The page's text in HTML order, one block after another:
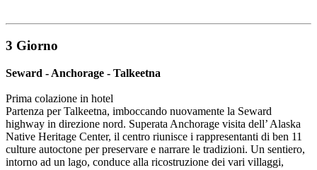
3 Giorno
Seward - Anchorage - Talkeetna
Prima colazione in hotel
Partenza per Talkeetna, imboccando nuovamente la Seward
highway in direzione nord. Superata Anchorage visita dell’ Alaska
Native Heritage Center, il centro riunisce i rappresentanti di ben 11
culture autoctone per preservare e narrare le tradizioni. Un sentiero,
intorno ad un lago, conduce alla ricostruzione dei vari villaggi,